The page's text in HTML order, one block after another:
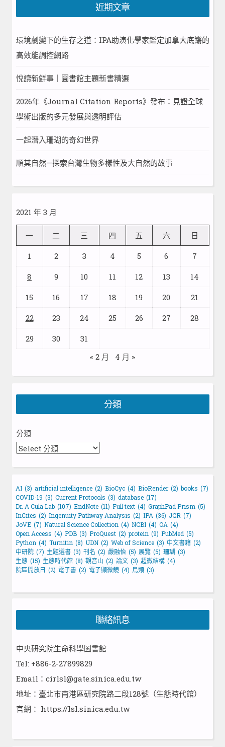
近期文章
環境劇變下的生存之道：IPA助演化學家鑑定加拿大底鱂的
高效能調控網路
悅讀新鮮事｜圖書館主題新書精選
2026年《Journal Citation Reports》發布：見證全球
學術出版的多元發展與透明評估
一起潛入珊瑚的奇幻世界
順其自然—探索台灣生物多樣性及大自然的故事
2021 年 3 月
一 二 三 四 五 六 日
1 2 3 4 5 6 7
8 9 10 11 12 13 14
15 16 17 18 19 20 21
22 23 24 25 26 27 28
29 30
31
« 2 月
4 月 »
分類
分類
AI (3) artificial intelligence (2) BioCyc (4) BioRender (2) books (7)
COVID-19 (3) Current Protocols (3) database (17)
Dr. A Cula Lab (107) EndNote (11) Full text (4) GraphPad Prism (5)
InCites (2) Ingenuity Pathway Analysis (2) IPA (36) JCR (7)
JoVE (7) Natural Science Collection (4) NCBI (4) OA (4)
Open Access (4) PDB (3) ProQuest (2) protein (9) PubMed (5)
Python (4) Turnitin (8) UDN (2) Web of Science (3) 中文書籍 (2)
中研院 (7) 主題選書 (3) 刊名 (2) 嚴融怡 (5) 展覽 (5) 珊瑚 (3)
生態 (15) 生態時代館 (8) 觀音山 (2) 論文 (3) 超微結構 (4)
院區開放日 (2) 電子書 (2) 電子顯微鏡 (4) 鳥類 (3)
聯絡訊息
中央研究院生命科學圖書館
Tel: +886-2-27899829
Email：cirlsl@gate.sinica.edu.tw
地址：臺北市南港區研究院路二段128號（生態時代館）
官網： https://lsl.sinica.edu.tw